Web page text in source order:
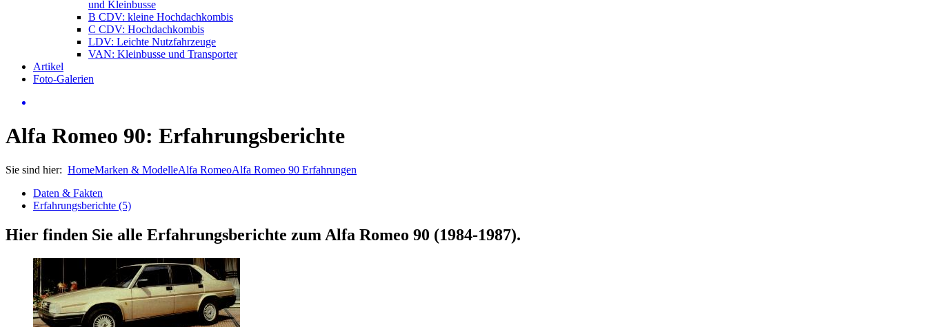
und Kleinbusse
B CDV: kleine Hochdachkombis
C CDV: Hochdachkombis
LDV: Leichte Nutzfahrzeuge
VAN: Kleinbusse und Transporter
Artikel
Foto-Galerien
Alfa Romeo 90: Erfahrungsberichte
Sie sind hier: HomeMarken & ModelleAlfa RomeoAlfa Romeo 90 Erfahrungen
Daten & Fakten
Erfahrungsberichte (5)
Hier finden Sie alle Erfahrungsberichte zum Alfa Romeo 90 (1984-1987).